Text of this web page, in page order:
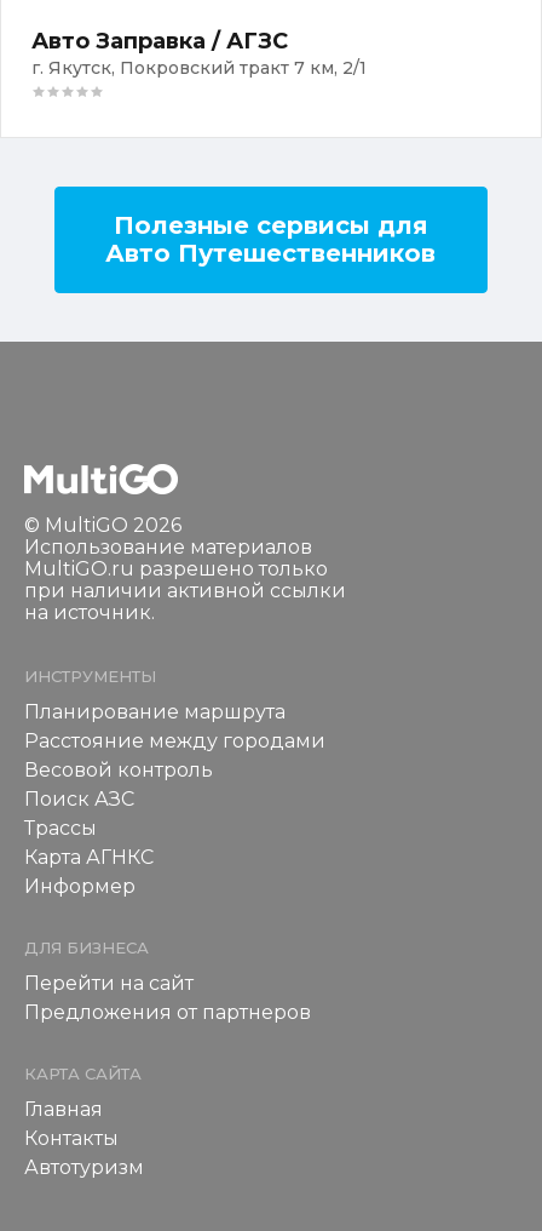
Авто Заправка / АГЗС
г. Якутск, Покровский тракт 7 км, 2/1
Полезные сервисы для
Авто Путешественников
© MultiGO 2026
Использование материалов
MultiGO.ru разрешено только
при наличии активной ссылки
на источник.
ИНСТРУМЕНТЫ
Планирование маршрута
Расстояние между городами
Весовой контроль
Поиск АЗС
Трассы
Карта АГНКС
Информер
ДЛЯ БИЗНЕСА
Перейти на сайт
Предложения от партнеров
КАРТА САЙТА
Главная
Контакты
Автотуризм